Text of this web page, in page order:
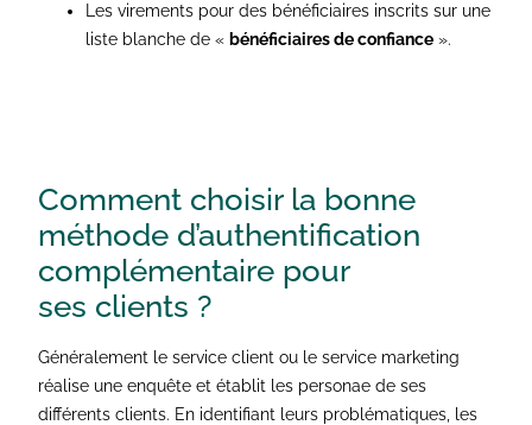
Les virements pour des bénéficiaires inscrits sur une
liste blanche de « bénéficiaires de confiance ».
Comment choisir la bonne
méthode d’authentification
complémentaire pour
ses clients ?
Généralement le service client ou le service marketing
réalise une enquête et établit les personae de ses
différents clients. En identifiant leurs problématiques, les